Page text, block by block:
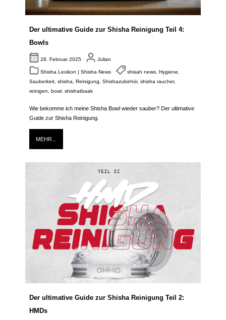
Der ultimative Guide zur Shisha Reinigung Teil 4:
Bowls
28. Februar 2025 Julian
Shisha Lexikon |Shisha News shisah news, Hygiene,
Sauberkeit, shisha, Reinigung, Shishazubehör, shisha raucher,
reinigen, bowl , shishatbaak
Wie bekomme ich meine Shisha Bowl wieder sauber? Der ultimative
Guide zur Shisha Reinigung.
MEHR...
Der ultimative Guide zur Shisha Reinigung Teil 2:
HMDs